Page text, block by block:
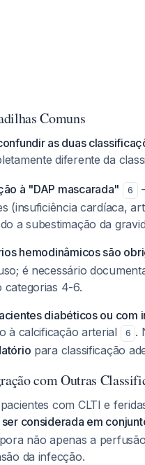
Comuns
as duas
diferente da
à "DAP mascarada" 6
(insuficiência cardíaca,
a subestimação da
hemodinâmicos são
é necessário
categorias 4-6.
diabéticos ou com
à calcificação arterial
6 .
para classificação
com Outras
com CLTI e
considerada em
não apenas a
da infecção.